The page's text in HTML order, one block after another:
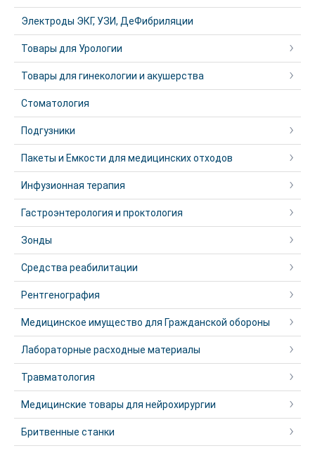
Электроды ЭКГ, УЗИ, ДеФибриляции
Товары для Урологии
Товары для гинекологии и акушерства
Стоматология
Подгузники
Пакеты и Емкости для медицинских отходов
Инфузионная терапия
Гастроэнтерология и проктология
Зонды
Средства реабилитации
Рентгенография
Медицинское имущество для Гражданской обороны
Лабораторные расходные материалы
Травматология
Медицинские товары для нейрохирургии
Бритвенные станки